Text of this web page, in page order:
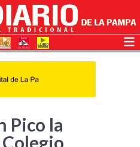
Pico la